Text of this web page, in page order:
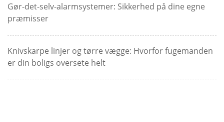
Gør-det-selv-alarmsystemer: Sikkerhed på dine egne
præmisser
Knivskarpe linjer og tørre vægge: Hvorfor fugemanden
er din boligs oversete helt